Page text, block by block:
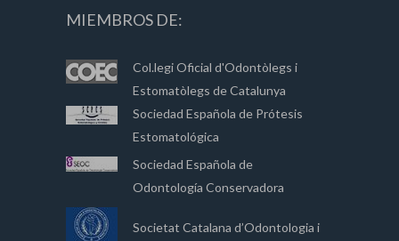
MIEMBROS DE:
Col.legi Oficial d'Odontòlegs i
Estomatòlegs de Catalunya
Sociedad Española de Prótesis
Estomatológica
Sociedad Española de
Odontología Conservadora
Societat Catalana d’Odontologia i